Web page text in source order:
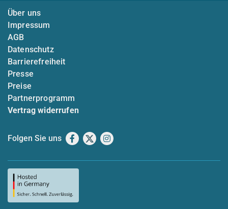
Über uns
Impressum
AGB
Datenschutz
Barrierefreiheit
Presse
Preise
Partnerprogramm
Vertrag widerrufen
Folgen Sie uns Facebook
X Instagram